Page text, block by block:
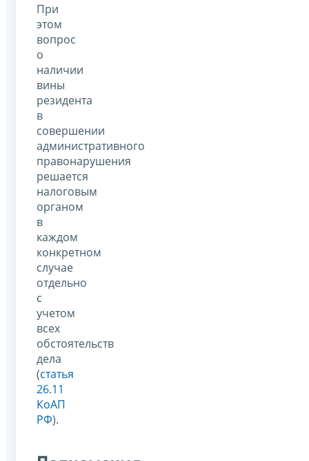
При
этом
вопрос
о
наличии
вины
резидента
в
совершении
административного
правонарушения
решается
налоговым
органом
в
каждом
конкретном
случае
отдельно
с
учетом
всех
обстоятельств
дела
(статья
26.11
КоАП
РФ).